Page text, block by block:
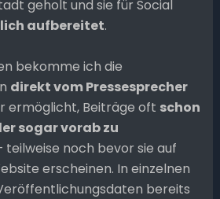
geholt und sie für Social
aufbereitet.
bekomme ich die
direkt vom Pressesprecher
ermöglicht, Beiträge oft schon
sogar vorab zu
teilweise noch bevor sie auf
erscheinen. In einzelnen
bereits